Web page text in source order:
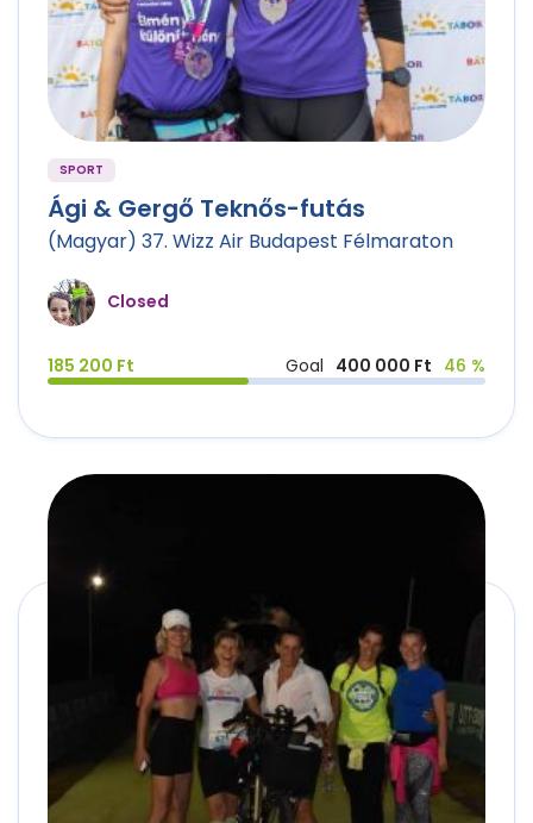
SPORT
Ági & Gergő Teknős-futás
(Magyar) 37. Wizz Air Budapest Félmaraton
Closed
185 200 Ft Goal 400 000 Ft 46 %